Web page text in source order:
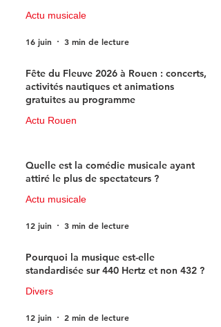
Actu musicale
16 juin 3 min de lecture
Fête du Fleuve 2026 à Rouen : concerts,
activités nautiques et animations
gratuites au programme
Actu Rouen
Quelle est la comédie musicale ayant
attiré le plus de spectateurs ?
Actu musicale
12 juin 3 min de lecture
Pourquoi la musique est-elle
standardisée sur 440 Hertz et non 432 ?
Divers
12 juin 2 min de lecture